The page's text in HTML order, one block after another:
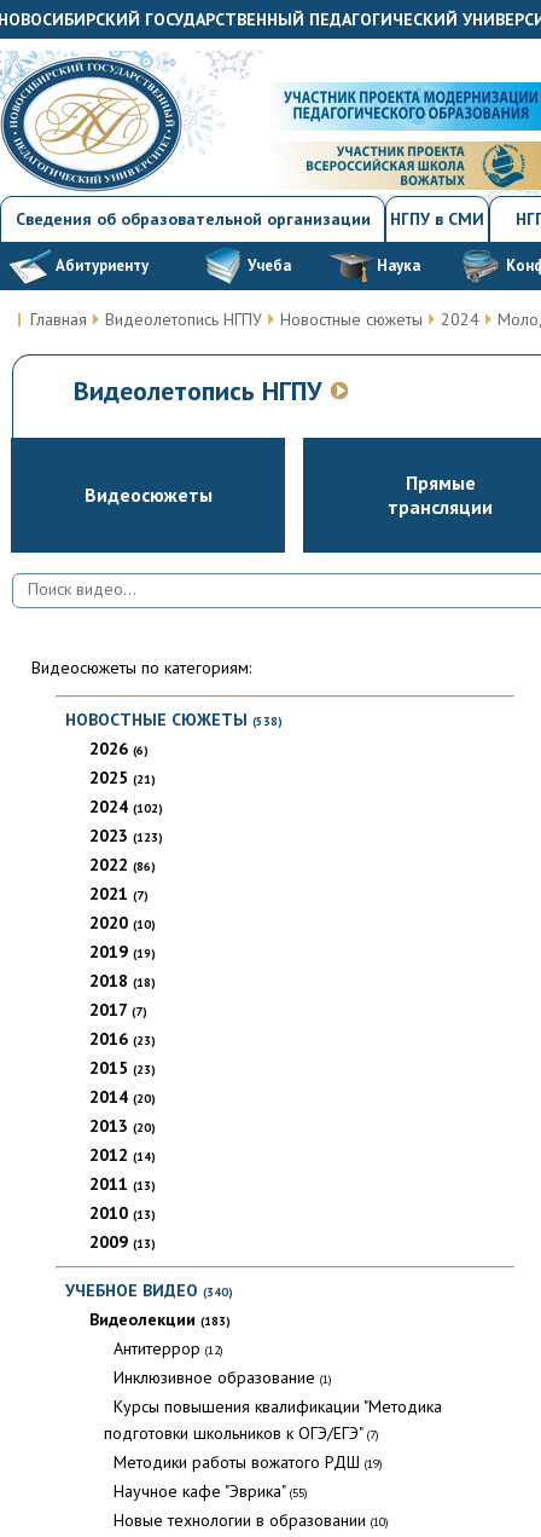
ГОСУДАРСТВЕННЫЙ ПЕДАГОГИЧЕСКИЙ
Сведения об образовательной организации НГПУ в СМИ
Абитуриенту Учеба Наука
Главная Видеолетопись НГПУ Новостные сюжеты 2024
Видеолетопись НГПУ
Видеосюжеты
Прямые
трансляции
Видеосюжеты по категориям:
НОВОСТНЫЕ СЮЖЕТЫ (538)
2026 (6)
2025 (21)
2024 (102)
2023 (123)
2022 (86)
2021 (7)
2020 (10)
2019 (19)
2018 (18)
2017 (7)
2016 (23)
2015 (23)
2014 (20)
2013 (20)
2012 (14)
2011 (13)
2010 (13)
2009 (13)
УЧЕБНОЕ ВИДЕО (340)
Видеолекции (183)
Антитеррор (12)
Инклюзивное образование (1)
Курсы повышения квалификации "Методика
подготовки школьников к ОГЭ/ЕГЭ" (7)
Методики работы вожатого РДШ (19)
Научное кафе "Эврика" (55)
Новые технологии в образовании (10)